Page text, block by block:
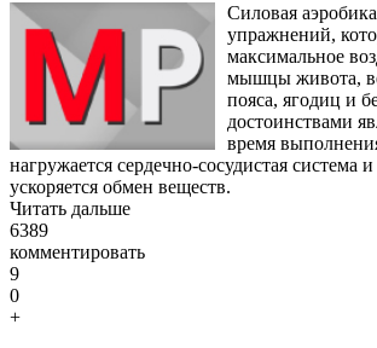
Силовая
упражнений,
максимальное
мышцы живота,
пояса, ягодиц и
достоинствами
время
нагружается сердечно-сосудистая система
ускоряется обмен веществ.
Читать дальше
6389
комментировать
9
0
+